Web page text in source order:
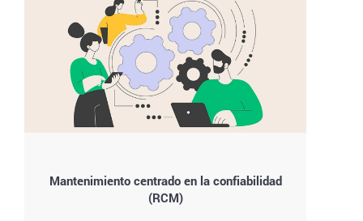
Mantenimiento centrado en la confiabilidad
(RCM)